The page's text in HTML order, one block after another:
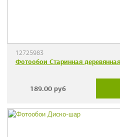
12725983
Фотообои Старинная
189.00 руб